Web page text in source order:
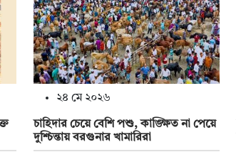
২৪ মে ২০২৬
চাহিদার চেয়ে বেশি পশু, কাঙ্ক্ষিত না পেয়ে
দুশ্চিন্তায় বরগুনার খামারিরা